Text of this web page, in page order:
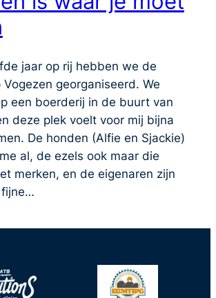
jaar op rij hebben we de
Vogezen georganiseerd. We
een boerderij in de buurt van
deze plek voelt voor mij bijna
De honden (Alfie en Sjackie)
al, de ezels ook maar die
merken, en de eigenaren zijn